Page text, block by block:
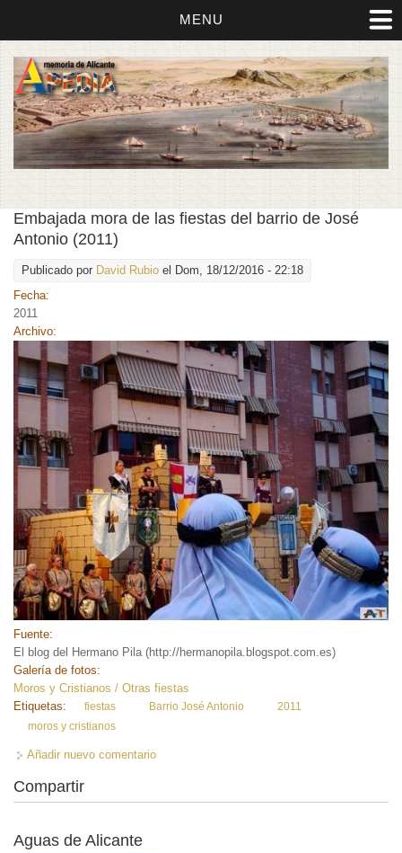
MENU
Embajada mora de las fiestas del barrio de José
Antonio (2011)
Publicado por David Rubio el Dom, 18/12/2016 - 22:18
Fecha:
2011
Archivo:
Fuente:
El blog del Hermano Pila (http://hermanopila.blogspot.com.es)
Galería de fotos:
Moros y Cristianos / Otras fiestas
Etiquetas:
fiestas Barrio José Antonio
2011
moros y cristianos
Añadir nuevo comentario
Compartir
Aguas de Alicante